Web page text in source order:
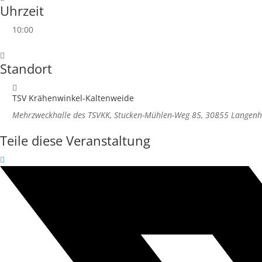
Uhrzeit
10:00
Standort
TSV Krähenwinkel-Kaltenweide
Mehrzweckhalle des TSVKK, Stucken-Mühlen-Weg 85, 30855
Teile diese Veranstaltung